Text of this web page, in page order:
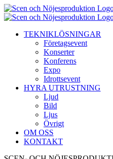
Fortsätt
till
TEKNIKLÖSNINGAR
Företagsevent
Konserter
Konferens
Expo
Idrottsevent
HYRA UTRUSTNING
Ljud
Bild
Ljus
Övrigt
OM OSS
KONTAKT